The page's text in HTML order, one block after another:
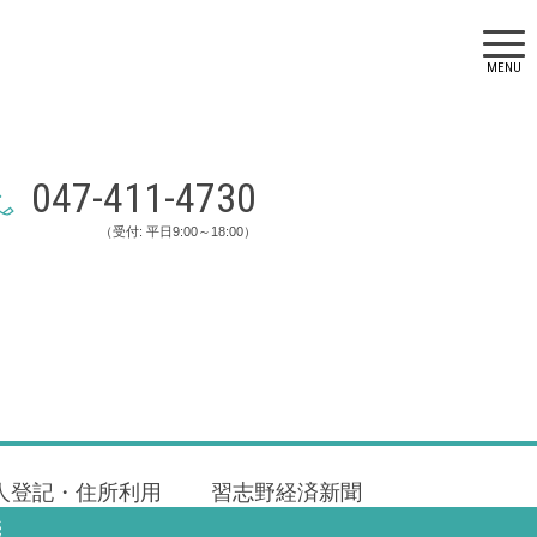
047-411-4730
（受付: 平日9:00～18:00）
MENU
登記・住所利用 習志野経済新聞